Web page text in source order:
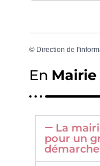
© Direction de
En Mairie
La
pour un